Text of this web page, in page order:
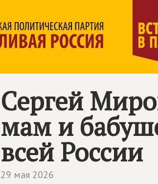
Сергей
мам и
всей России
29 мая 2026